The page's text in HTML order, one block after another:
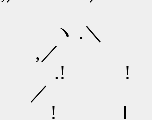
|
. ヽ .
,
.! !
!